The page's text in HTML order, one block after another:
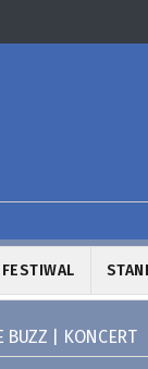
FESTIWAL
BUZZ | KONCERT